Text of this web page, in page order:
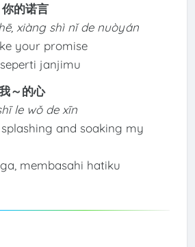
的诺言
xiàng shì nǐ de nuòyán
your promise
janjimu
～的心
le wǒ de xīn
and soaking my
membasahi hatiku